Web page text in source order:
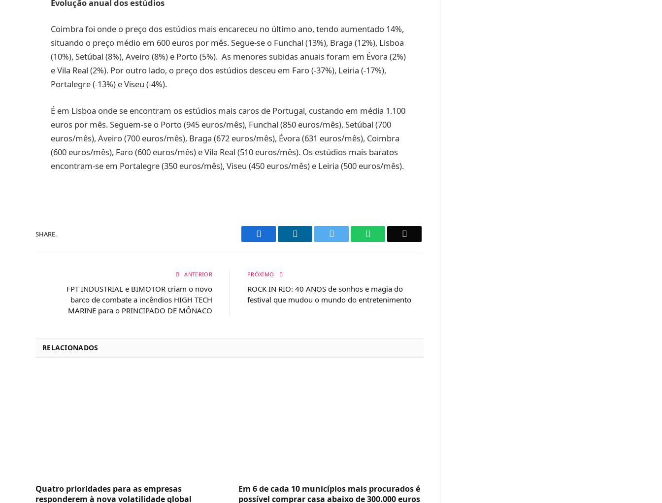
Evolução anual dos estúdios
Coimbra foi onde o preço dos estúdios mais encareceu no último ano, tendo aumentado 14%,
situando o preço médio em 600 euros por mês. Segue-se o Funchal (13%), Braga (12%), Lisboa
(10%), Setúbal (8%), Aveiro (8%) e Porto (5%). As menores subidas anuais foram em Évora (2%)
e Vila Real (2%). Por outro lado, o preço dos estúdios desceu em Faro (-37%), Leiria (-17%),
Portalegre (-13%) e Viseu (-4%).
É em Lisboa onde se encontram os estúdios mais caros de Portugal, custando em média 1.100
euros por mês. Seguem-se o Porto (945 euros/mês), Funchal (850 euros/mês), Setúbal (700
euros/mês), Aveiro (700 euros/mês), Braga (672 euros/mês), Évora (631 euros/mês), Coimbra
(600 euros/mês), Faro (600 euros/mês) e Vila Real (510 euros/mês). Os estúdios mais baratos
encontram-se em Portalegre (350 euros/mês), Viseu (450 euros/mês) e Leiria (500 euros/mês).
SHARE. Facebook LinkedIn WhatsApp
ANTERIOR
FPT INDUSTRIAL e BIMOTOR criam o novo
barco de combate a incêndios HIGH TECH
MARINE para o PRINCIPADO DE MÔNACO
PRÓXIMO
ROCK IN RIO: 40 ANOS de sonhos e magia do
festival que mudou o mundo do entretenimento
RELACIONADOS
Quatro prioridades para as empresas
responderem à nova volatilidade global
Em 6 de cada 10 municípios mais procurados é
possível comprar casa abaixo de 300.000 euros